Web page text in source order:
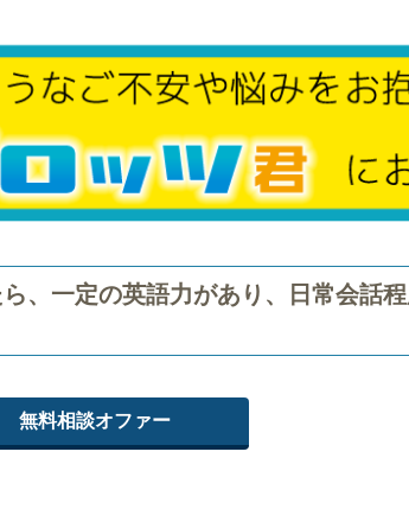
、一定の英語力があり、日常会話
無料相談オファー